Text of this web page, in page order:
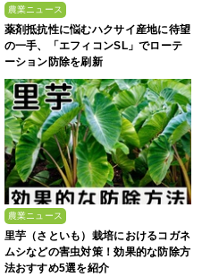
農業ニュース
薬剤抵抗性に悩むハクサイ産地に待望
の一手、「エフィコンSL」でローテ
ーション防除を刷新
農業ニュース
里芋（さといも）栽培におけるコガネ
ムシなどの害虫対策！効果的な防除方
法おすすめ5選を紹介